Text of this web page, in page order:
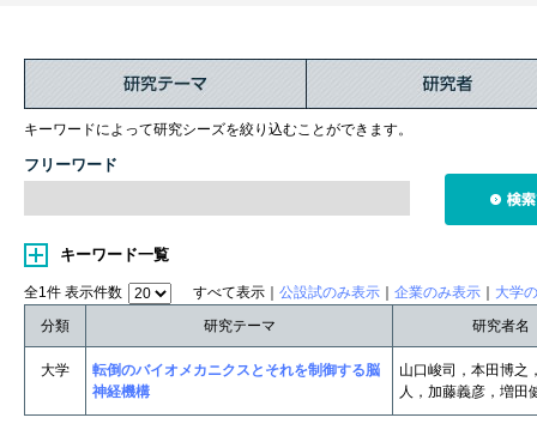
キーワードによって研究シーズを絞り込むことができます。
フリーワード
キーワード一覧
全1件 表示件数 すべて表示｜ 公設試のみ表示 企業のみ表示
大学
分類
研究テーマ 研究者名
大学
転倒のバイオメカニクスとそれを制御する脳
神経機構
山口峻司，本田博之
人，加藤義彦，増田